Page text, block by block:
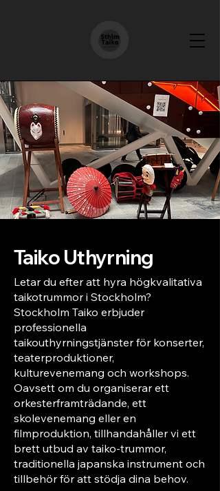
Taiko Uthyrning
Letar du efter att hyra högkvalitativa
taikotrummor i Stockholm?
Stockholm Taiko erbjuder
professionella
taikouthyrningstjänster för konserter,
teaterproduktioner,
kulturevenemang och workshops.
Oavsett om du organiserar ett
orkesterframträdande, ett
skolevenemang eller en
filmproduktion, tillhandahåller vi ett
brett utbud av taiko-trummor,
traditionella japanska instrument och
tillbehör för att stödja dina behov.